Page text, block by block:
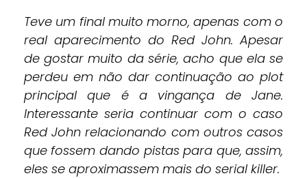
Teve um final muito morno, apenas com o
real aparecimento do Red John. Apesar
de gostar muito da série, acho que ela se
perdeu em não dar continuação ao plot
principal que é a vingança de Jane.
Interessante seria continuar com o caso
Red John relacionando com outros casos
que fossem dando pistas para que, assim,
eles se aproximassem mais do serial killer.